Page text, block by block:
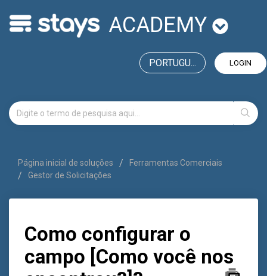
ACADEMY
LOGIN
PORTUGU...
Página inicial de soluções
Ferramentas Comerciais
Gestor de Solicitações
Como configurar o
campo [Como você nos